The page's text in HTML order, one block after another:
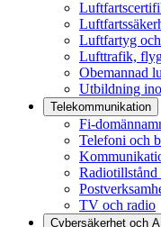
Luftfartyg
Lufttrafik,
Obemannad
Utbildning
Telekommunikation
Fi-
Telefoni och
Radiotillstånd
TV och radio
Cybersäkerhet och AI